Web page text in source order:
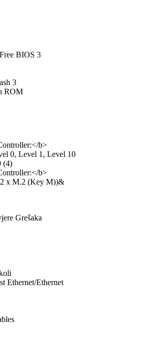
BIOS 3
3
ROM
b>
0, Level 1, Level 10
(4)
b>
x M.2 (Key M))&
Grešaka
Ethernet/Ethernet